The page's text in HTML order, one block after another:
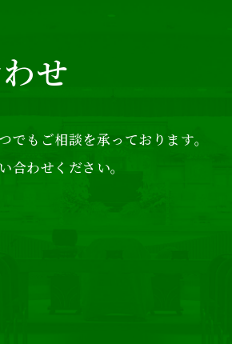
せ
でもご相談を承っております。
合わせください。